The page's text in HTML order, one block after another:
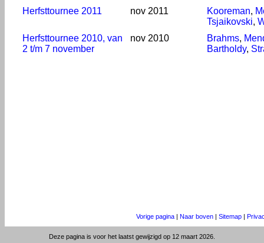
Herfsttournee 2011
nov 2011 Kooreman,
Tsjaikovski,
Herfsttournee 2010, van
2 t/m 7 november
nov 2010 Brahms,
Bartholdy,
Vorige pagina | Naar boven | Sitemap |
Deze pagina is voor het laatst gewijzigd op 12 maart 2026.